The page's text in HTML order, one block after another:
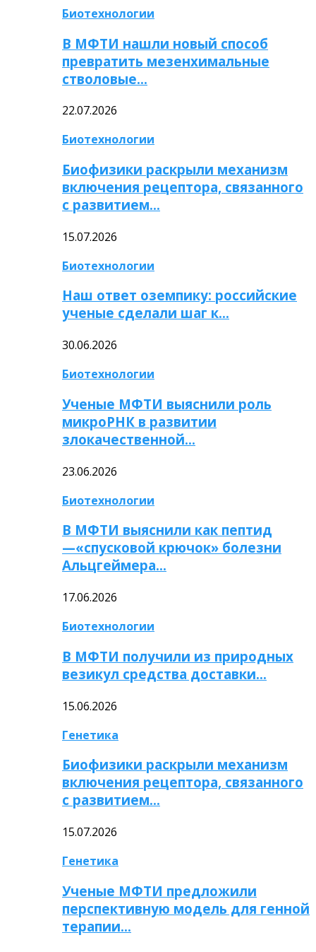
Биотехнологии
В МФТИ нашли новый способ
превратить мезенхимальные
стволовые…
22.07.2026
Биотехнологии
Биофизики раскрыли механизм
включения рецептора, связанного
с развитием…
15.07.2026
Биотехнологии
Наш ответ оземпику: российские
ученые сделали шаг к…
30.06.2026
Биотехнологии
Ученые МФТИ выяснили роль
микроРНК в развитии
злокачественной…
23.06.2026
Биотехнологии
В МФТИ выяснили как пептид
—«спусковой крючок» болезни
Альцгеймера…
17.06.2026
Биотехнологии
В МФТИ получили из природных
везикул средства доставки…
15.06.2026
Генетика
Биофизики раскрыли механизм
включения рецептора, связанного
с развитием…
15.07.2026
Генетика
Ученые МФТИ предложили
перспективную модель для генной
терапии…